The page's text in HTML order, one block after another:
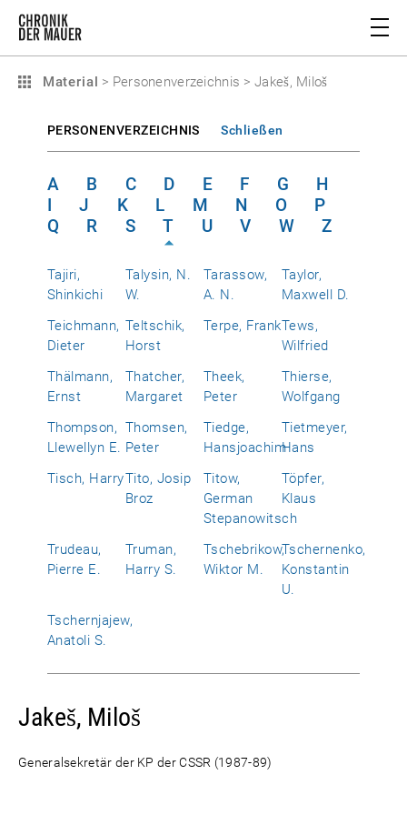
Material > Personenverzeichnis > Jakeš, Miloš
PERSONENVERZEICHNIS Schließen
A B C D E F G
H
I
J K L M N O
P
Q
R S T U V W Z
Tajiri,
Shinkichi
Talysin, N.
W.
Tarassow,
A. N.
Taylor,
Maxwell D.
Teichmann,
Dieter
Teltschik,
Horst
Terpe, FrankTews,
Wilfried
Thälmann,
Ernst
Thatcher,
Margaret
Theek,
Peter
Thierse,
Wolfgang
Thompson,
Llewellyn E.
Thomsen,
Peter
Tiedge,
Hansjoachim
Tietmeyer,
Hans
Tisch, HarryTito, Josip
Broz
Titow,
German
Stepanowitsch
Töpfer,
Klaus
Trudeau,
Pierre E.
Truman,
Harry S.
Tschebrikow,
Wiktor M.
Tschernenko,
Konstantin
U.
Tschernjajew,
Anatoli S.
Jakeš, Miloš
Generalsekretär der KP der CSSR (1987-89)